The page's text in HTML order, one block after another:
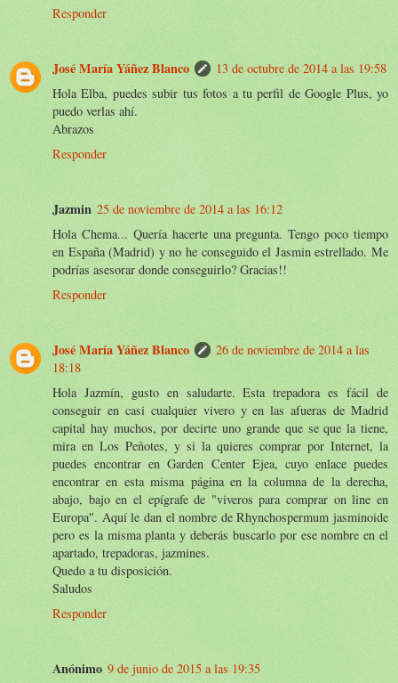
Responder
José María Yáñez Blanco
13 de octubre de 2014 a las 19:58
Hola Elba, puedes subir tus fotos a tu perfil de Google Plus, yo
puedo verlas ahí.
Abrazos
Responder
Jazmin 25 de noviembre de 2014 a las 16:12
Hola Chema... Quería hacerte una pregunta. Tengo poco tiempo
en España (Madrid) y no he conseguido el Jasmin estrellado. Me
podrías asesorar donde conseguirlo? Gracias!!
Responder
José María Yáñez Blanco
26 de noviembre de 2014 a las
18:18
Hola Jazmín, gusto en saludarte. Esta trepadora es fácil de
conseguir en casi cualquier vivero y en las afueras de Madrid
capital hay muchos, por decirte uno grande que se que la tiene,
mira en Los Peñotes, y si la quieres comprar por Internet, la
puedes encontrar en Garden Center Ejea, cuyo enlace puedes
encontrar en esta misma página en la columna de la derecha,
abajo, bajo en el epígrafe de "viveros para comprar on line en
Europa". Aquí le dan el nombre de Rhynchospermum jasminoide
pero es la misma planta y deberás buscarlo por ese nombre en el
apartado, trepadoras, jazmines.
Quedo a tu disposición.
Saludos
Responder
Anónimo 9 de junio de 2015 a las 19:35